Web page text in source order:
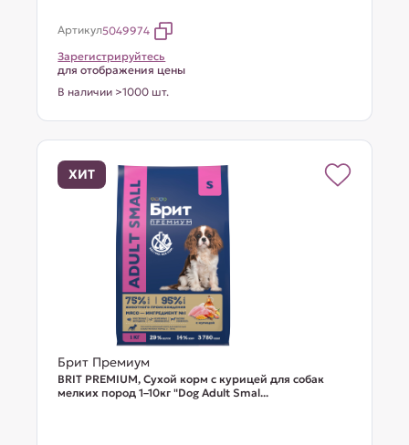
Артикул5049974
Зарегистрируйтесь
для отображения цены
В наличии >1000 шт.
ХИТ
Брит Премиум
BRIT PREMIUM, Сухой корм с курицей для собак
мелких пород 1–10кг "Dog Adult Smal...